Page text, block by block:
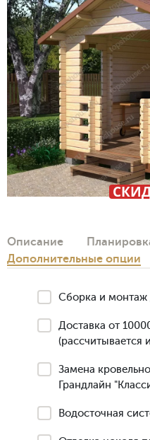
Описание
Дополнительные опции
Сборка и монтаж
Доставка от
(рассчитывается
Замена
Грандлайн
Водосточная